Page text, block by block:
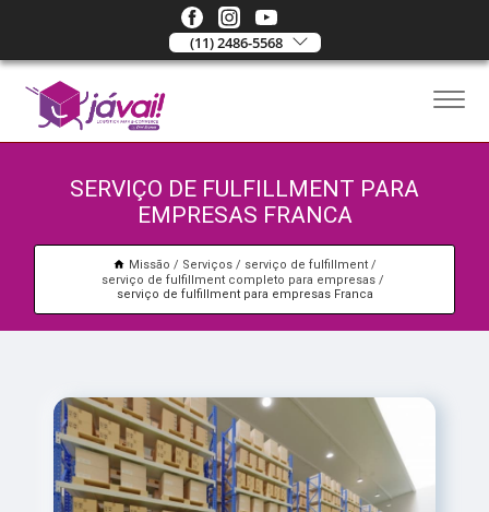
(11) 2486-5568
SERVIÇO DE FULFILLMENT PARA
EMPRESAS FRANCA
Missão Serviços
serviço de fulfillment
serviço de fulfillment completo para empresas
serviço de fulfillment para empresas Franca